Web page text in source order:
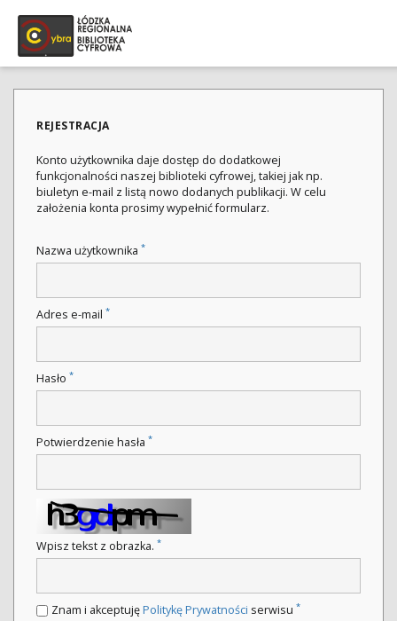
REJESTRACJA
Konto użytkownika daje dostęp do dodatkowej
funkcjonalności naszej biblioteki cyfrowej, takiej jak np.
biuletyn e-mail z listą nowo dodanych publikacji. W celu
założenia konta prosimy wypełnić formularz.
Nazwa użytkownika *
Adres e-mail *
Hasło *
Potwierdzenie hasła *
Wpisz tekst z obrazka. *
Znam i akceptujęPolitykę Prywatności serwisu *